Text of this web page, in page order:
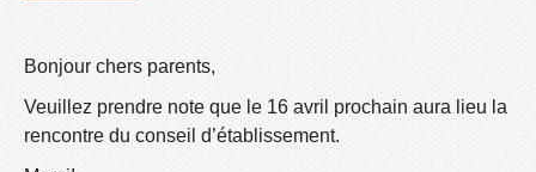
Bonjour chers parents,
Veuillez prendre note que le 16 avril prochain aura lieu la
rencontre du conseil d’établissement.